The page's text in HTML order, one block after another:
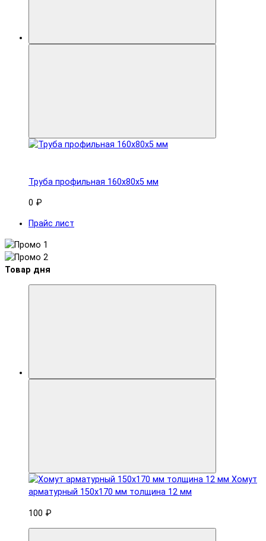
Труба профильная 160x80х5 мм
0 ₽
Прайс лист
Товар дня
Хомут
арматурный 150x170 мм толщина 12 мм
100 ₽